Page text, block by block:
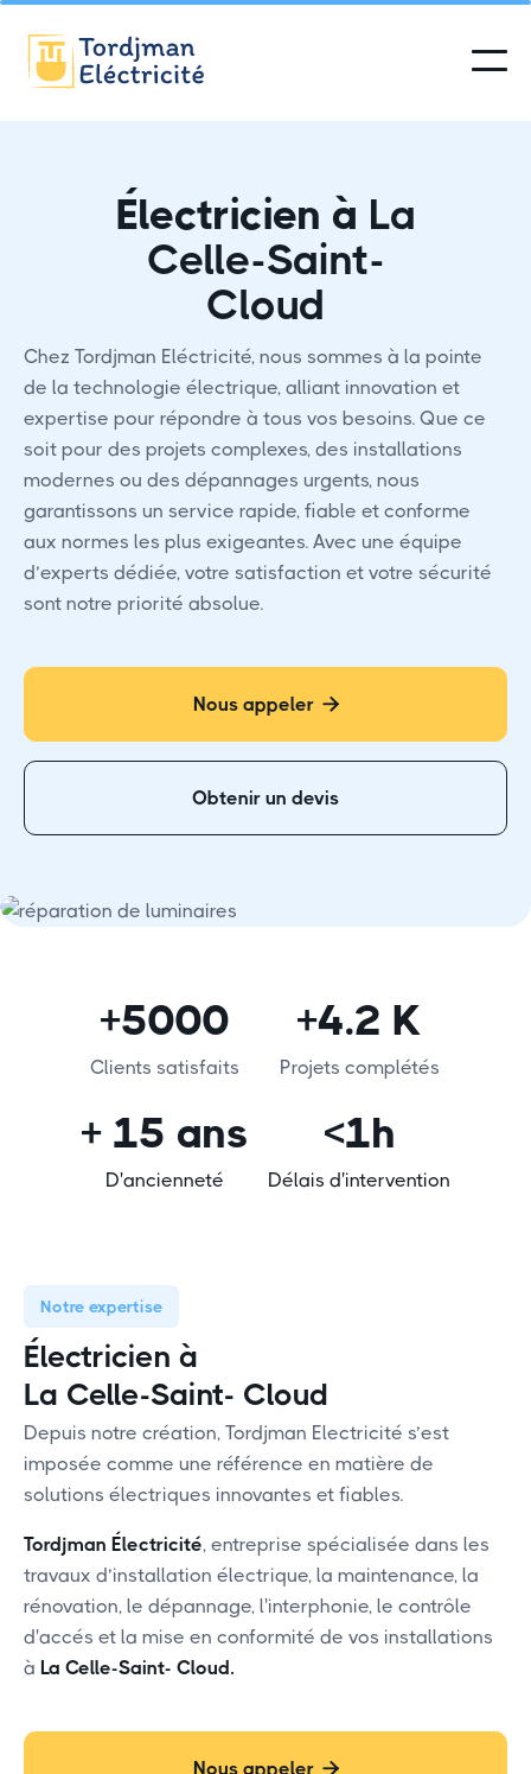
Électricien à La
Celle-Saint-
Cloud
Chez Tordjman Eléctricité, nous sommes à la pointe
de la technologie électrique, alliant innovation et
expertise pour répondre à tous vos besoins. Que ce
soit pour des projets complexes, des installations
modernes ou des dépannages urgents, nous
garantissons un service rapide, fiable et conforme
aux normes les plus exigeantes. Avec une équipe
d’experts dédiée, votre satisfaction et votre sécurité
sont notre priorité absolue.
Nous appeler 
Obtenir un devis
+5000
Clients satisfaits
+4.2 K
Projets complétés
+ 15 ans
D'ancienneté
<1h
Délais d'intervention
Notre expertise
Électricien à
La Celle-Saint- Cloud
Depuis notre création, Tordjman Electricité s’est
imposée comme une référence en matière de
solutions électriques innovantes et fiables.
Tordjman Électricité, entreprise spécialisée dans les
travaux d’installation électrique, la maintenance, la
rénovation, le dépannage, l'interphonie, le contrôle
d'accés et la mise en conformité de vos installations
à La Celle-Saint- Cloud.
Nous appeler 